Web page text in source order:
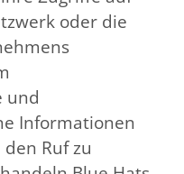
oder die
und
Informationen
Ruf zu